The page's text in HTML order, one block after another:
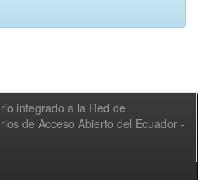
integrado a la Red de
de Acceso Abierto del Ecuador -